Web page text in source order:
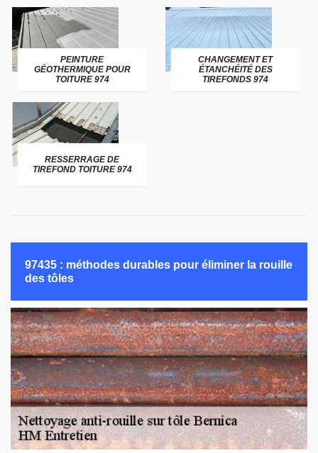
PEINTURE
GÉOTHERMIQUE POUR
TOITURE 974
CHANGEMENT ET
ÉTANCHÉITÉ DES
TIREFONDS 974
RESSERRAGE DE
TIREFOND TOITURE 974
97435 : méthodes durables pour éliminer la rouille
des tôles